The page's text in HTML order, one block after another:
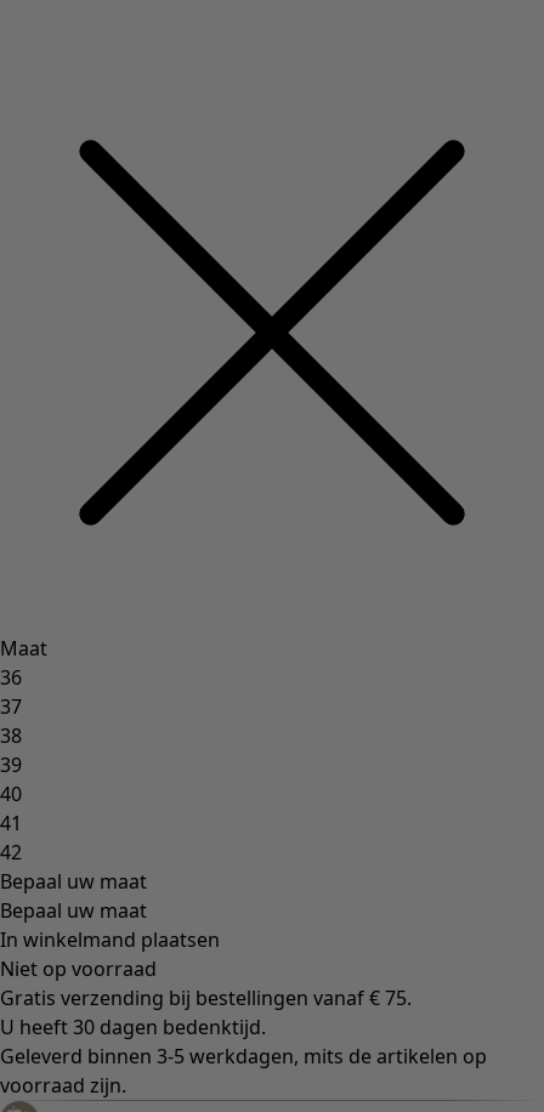
Maat
36
37
38
39
40
41
42
Bepaal uw maat
Bepaal uw maat
In winkelmand plaatsen
Niet op voorraad
Gratis verzending bij bestellingen vanaf € 75.
U heeft 30 dagen bedenktijd.
Geleverd binnen 3-5 werkdagen, mits de artikelen op
voorraad zijn.